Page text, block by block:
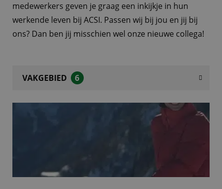
medewerkers geven je graag een inkijkje in hun
werkende leven bij ACSI. Passen wij bij jou en jij bij
ons? Dan ben jij misschien wel onze nieuwe collega!
VAKGEBIED 6